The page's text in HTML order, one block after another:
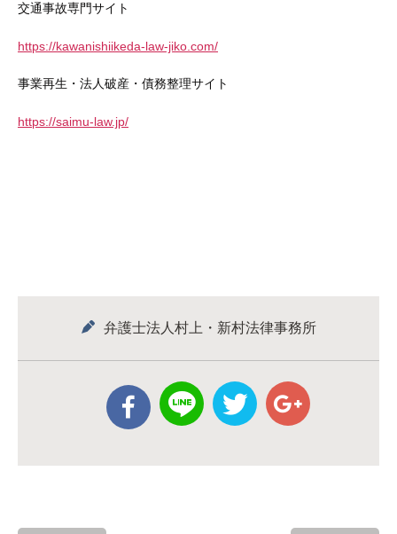
交通事故専門サイト
https://kawanishiikeda-law-jiko.com/
事業再生・法人破産・債務整理サイト
https://saimu-law.jp/
弁護士法人村上・新村法律事務所